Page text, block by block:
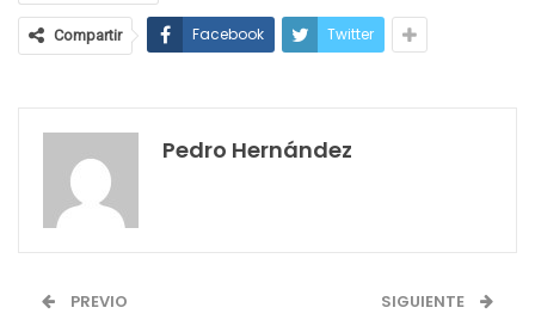
Compartir Facebook Twitter
Pedro Hernández
PREVIO SIGUIENTE